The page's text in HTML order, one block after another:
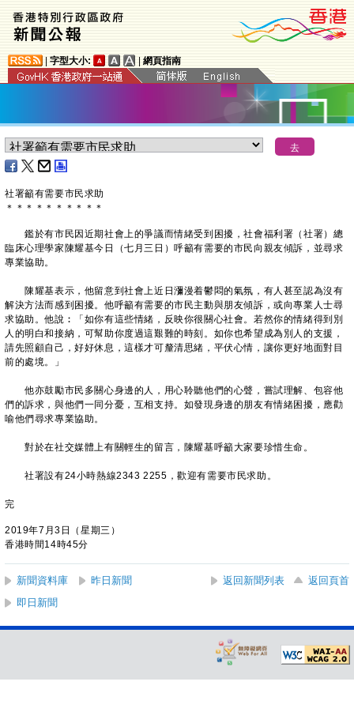
字型大小: 網頁指南
社署籲有需要市民求助
＊ ＊ ＊ ＊ ＊ ＊ ＊ ＊ ＊ ＊
鑑於有市民因近期社會上的爭議而情緒受到困擾，社會福利署（社署）總
臨床心理學家陳耀基今日（七月三日）呼籲有需要的市民向親友傾訴，並尋求
專業協助。
陳耀基表示，他留意到社會上近日瀰漫着鬱悶的氣氛，有人甚至認為沒有
解決方法而感到困擾。他呼籲有需要的市民主動與朋友傾訴，或向專業人士尋
求協助。他說︰「如你有這些情緒，反映你很關心社會。若然你的情緒得到別
人的明白和接納，可幫助你度過這艱難的時刻。如你也希望成為別人的支援，
請先照顧自己，好好休息，這樣才可釐清思緒，平伏心情，讓你更好地面對目
前的處境。」
他亦鼓勵市民多關心身邊的人，用心聆聽他們的心聲，嘗試理解、包容他
們的訴求，與他們一同分憂，互相支持。如發現身邊的朋友有情緒困擾，應勸
喻他們尋求專業協助。
對於在社交媒體上有關輕生的留言，陳耀基呼籲大家要珍惜生命。
社署設有24小時熱線2343 2255，歡迎有需要市民求助。
完
2019年7月3日（星期三）
香港時間14時45分
新聞資料庫 昨日新聞 返回新聞列表
返回頁首
即日新聞